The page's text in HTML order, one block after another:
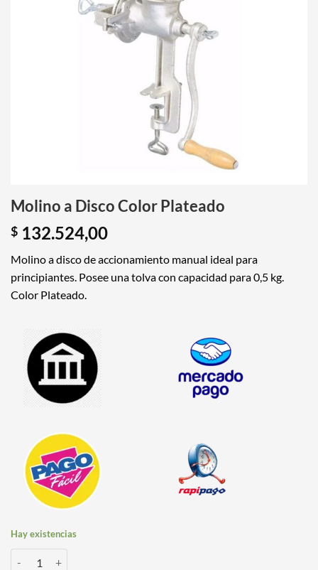
Molino a Disco Color Plateado
$ 132.524,00
Molino a disco de accionamiento manual ideal para
principiantes. Posee una tolva con capacidad para 0,5 kg.
Color Plateado.
Hay existencias